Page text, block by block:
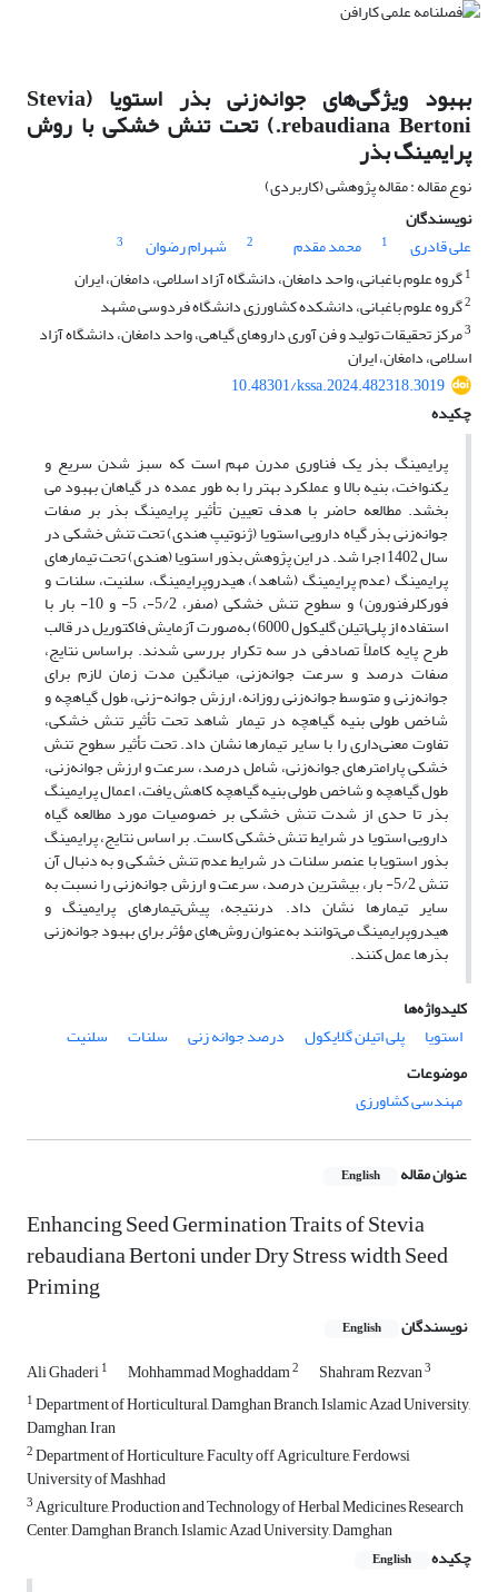
بهبود ویژگی‌های جوانه‌زنی بذر استویا (Stevia
rebaudiana Bertoni.) تحت تنش خشکی با روش
پرایمینگ بذر
نوع مقاله : مقاله پژوهشی (کاربردی)
نویسندگان
علی قادری
1 محمد مقدم 2 شهرام رضوان
3
1گروه علوم باغبانی، واحد دامغان، دانشگاه آزاد اسلامی، دامغان، ایران
2گروه علوم باغبانی، دانشکده کشاورزی دانشگاه فردوسی مشهد
3مرکز تحقیقات تولید و فن آوری داروهای گیاهی، واحد دامغان، دانشگاه آزاد
اسلامی، دامغان، ایران
10.48301/kssa.2024.482318.3019
چکیده
پرایمینگ بذر یک فناوری مدرن مهم است که سبز شدن سریع و
یکنواخت، بنیه بالا و عملکرد بهتر را به طور عمده در گیاهان بهبود می
بخشد. مطالعه حاضر با هدف تعیین تأثیر پرایمینگ بذر بر صفات
جوانه‌زنی بذر گیاه دارویی استویا (ژنوتیپ هندی) تحت تنش خشکی در
سال 1402 اجرا شد. در این پژوهش بذور استویا (هندی) تحت تیمارهای
پرایمینگ (عدم پرایمینگ (شاهد)، هیدروپرایمینگ، سلنیت، سلنات و
فورکلرفنورون) و سطوح تنش خشکی (صفر، 5/2-، 5- و 10- بار با
استفاده از پلی‌اتیلن گلیکول 6000) به‌صورت آزمایش فاکتوریل در قالب
طرح پایه کاملاً تصادفی در سه تکرار بررسی شدند. براساس نتایج،
صفات درصد و سرعت جوانه‌زنی، میانگین مدت زمان لازم برای
جوانه‌زنی و متوسط جوانه‌زنی روزانه، ارزش جوانه-زنی، طول گیاهچه و
شاخص طولی بنیه گیاهچه در تیمار شاهد تحت تأثیر تنش خشکی،
تفاوت معنی‌داری را با سایر تیمارها نشان داد. تحت تأثیر سطوح تنش
خشکی پارامترهای جوانه‌زنی، شامل درصد، سرعت و ارزش جوانه‌زنی،
طول گیاهچه و شاخص طولی بنیه گیاهچه کاهش یافت، اعمال پرایمینگ
بذر تا حدی از شدت تنش خشکی بر خصوصیات مورد مطالعه گیاه
دارویی استویا در شرایط تنش خشکی کاست. بر اساس نتایج، پرایمینگ
بذور استویا با عنصر سلنات در شرایط عدم تنش خشکی و به دنبال آن
تنش 5/2- بار، بیشترین درصد، سرعت و ارزش جوانه‌زنی را نسبت به
سایر تیمارها نشان داد. درنتیجه، پیش‌تیمارهای پرایمینگ و
هیدروپرایمینگ می‌توانند به‌عنوان روش‌های مؤثر برای بهبود جوانه‌زنی
بذرها عمل کنند.
کلیدواژه‌ها
استویا
پلی اتیلن گلایکول درصد جوانه زنی سلنات
سلنیت
موضوعات
مهندسی کشاورزی
عنوان مقاله English
Enhancing Seed Germination Traits of Stevia
rebaudiana Bertoni under Dry Stress width Seed
Priming
نویسندگان English
Ali Ghaderi1 Mohhammad Moghaddam2 Shahram Rezvan3
1Department of Horticultural, Damghan Branch, Islamic Azad University,
Damghan, Iran
2Department of Horticulture, Faculty off Agriculture, Ferdowsi
University of Mashhad
3Agriculture, Production and Technology of Herbal Medicines Research
Center, Damghan Branch, Islamic Azad University, Damghan
چکیده
English